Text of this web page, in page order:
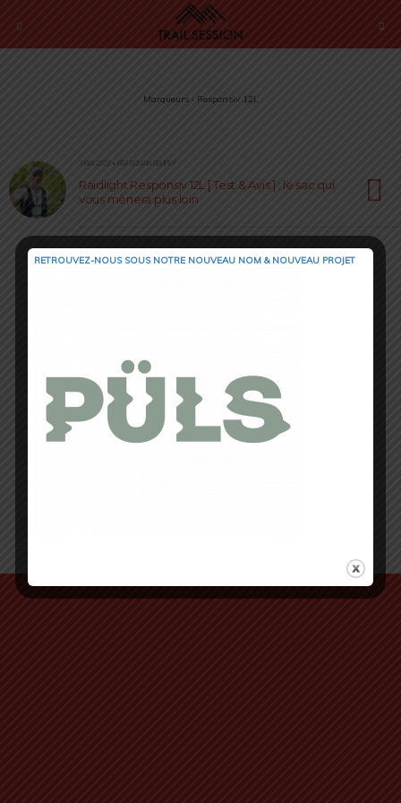
Marqueurs › Responsiv 12L
3 MAI 2022 • PAR ROMAIN SEMPEY
Raidlight Responsiv 12L [ Test & Avis ] : le sac qui
vous mènera plus loin
RETROUVEZ-NOUS SOUS NOTRE NOUVEAU NOM & NOUVEAU PROJET